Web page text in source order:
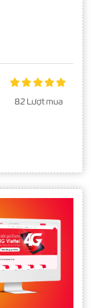
82 Lượt mua